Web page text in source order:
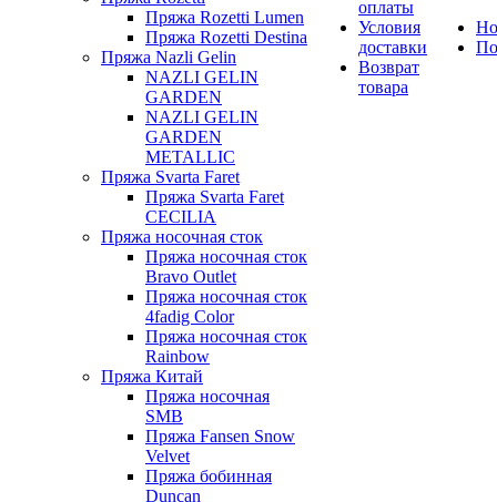
Пряжа Rozetti Lumen
Пряжа Rozetti Destina
Пряжа Nazli Gelin
NAZLI GELIN
GARDEN
NAZLI GELIN
GARDEN
METALLIC
Пряжа Svarta Faret
Пряжа Svarta Faret
CECILIA
Пряжа носочная сток
Пряжа носочная сток
Bravo Outlet
Пряжа носочная сток
4fadig Color
Пряжа носочная сток
Rainbow
Пряжа Китай
Пряжа носочная
SMB
Пряжа Fansen Snow
Velvet
Пряжа бобинная
Duncan
оплаты
Условия
доставки
Возврат
товара